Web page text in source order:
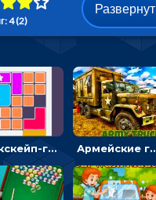
4 (2)
Блокскейп-головоломка: двигать блоки, чтобы достать элемент со звездой Армейские грузовики в